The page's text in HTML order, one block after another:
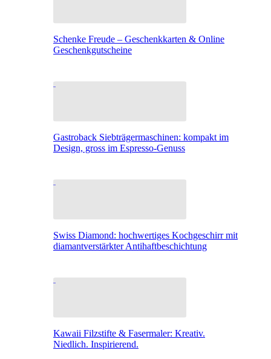
Schenke Freude – Geschenkkarten & Online
Geschenkgutscheine
Gastroback Siebträgermaschinen: kompakt im
Design, gross im Espresso-Genuss
Swiss Diamond: hochwertiges Kochgeschirr mit
diamantverstärkter Antihaftbeschichtung
Kawaii Filzstifte & Fasermaler: Kreativ.
Niedlich. Inspirierend.